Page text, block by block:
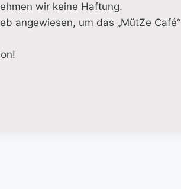
wir keine Haftung.
angewiesen, um das „MütZe Café“